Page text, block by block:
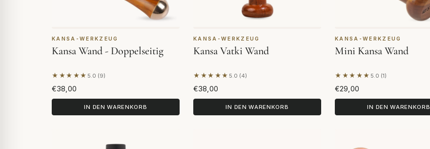
KANSA-WERKZEUG
Kansa Wand - Doppelseitig
★★★★★ 5.0 (9)
Basierend auf 9 Bewertungen
€38,00
IN DEN WARENKORB
KANSA-WERKZEUG
Kansa Vatki Wand
★★★★★ 5.0 (4)
Basierend auf 4 Bewertungen
€38,00
IN DEN WARENKORB
KANSA-WERKZEUG
Mini Kansa Wand
★★★★★ 5.0 (1)
Basierend auf 1 Bewertung
€29,00
IN DEN WARENKORB